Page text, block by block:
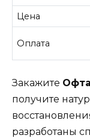
Цена
Оплата
Закажите
получите
разработаны